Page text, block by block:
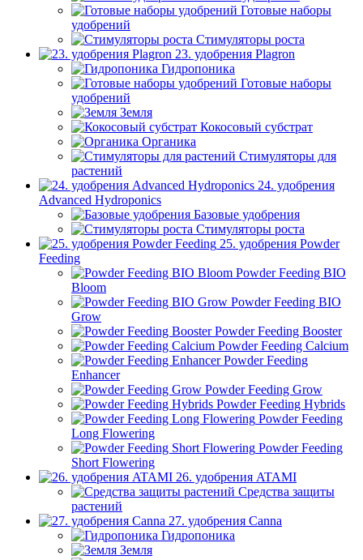
Готовые наборы
удобрений
Стимуляторы роста
23. удобрения Plagron
Гидропоника
Готовые наборы
удобрений
Земля
Кокосовый субстрат
Органика
Стимуляторы для
растений
24. удобрения
Advanced Hydroponics
Базовые удобрения
Стимуляторы роста
25. удобрения Powder
Feeding
Powder Feeding BIO
Bloom
Powder Feeding BIO
Grow
Powder Feeding Booster
Powder Feeding Calcium
Powder Feeding
Enhancer
Powder Feeding Grow
Powder Feeding Hybrids
Powder Feeding
Long Flowering
Powder Feeding
Short Flowering
26. удобрения ATAMI
Средства защиты
растений
27. удобрения Canna
Гидропоника
Земля